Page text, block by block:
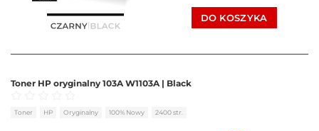
DO KOSZYKA
Toner HP oryginalny 103A W1103A | Black
Oceniono0na 5
Toner HP Oryginalny 100% Nowy 2400 str.